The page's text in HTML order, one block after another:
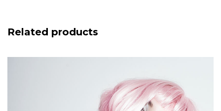
Related products